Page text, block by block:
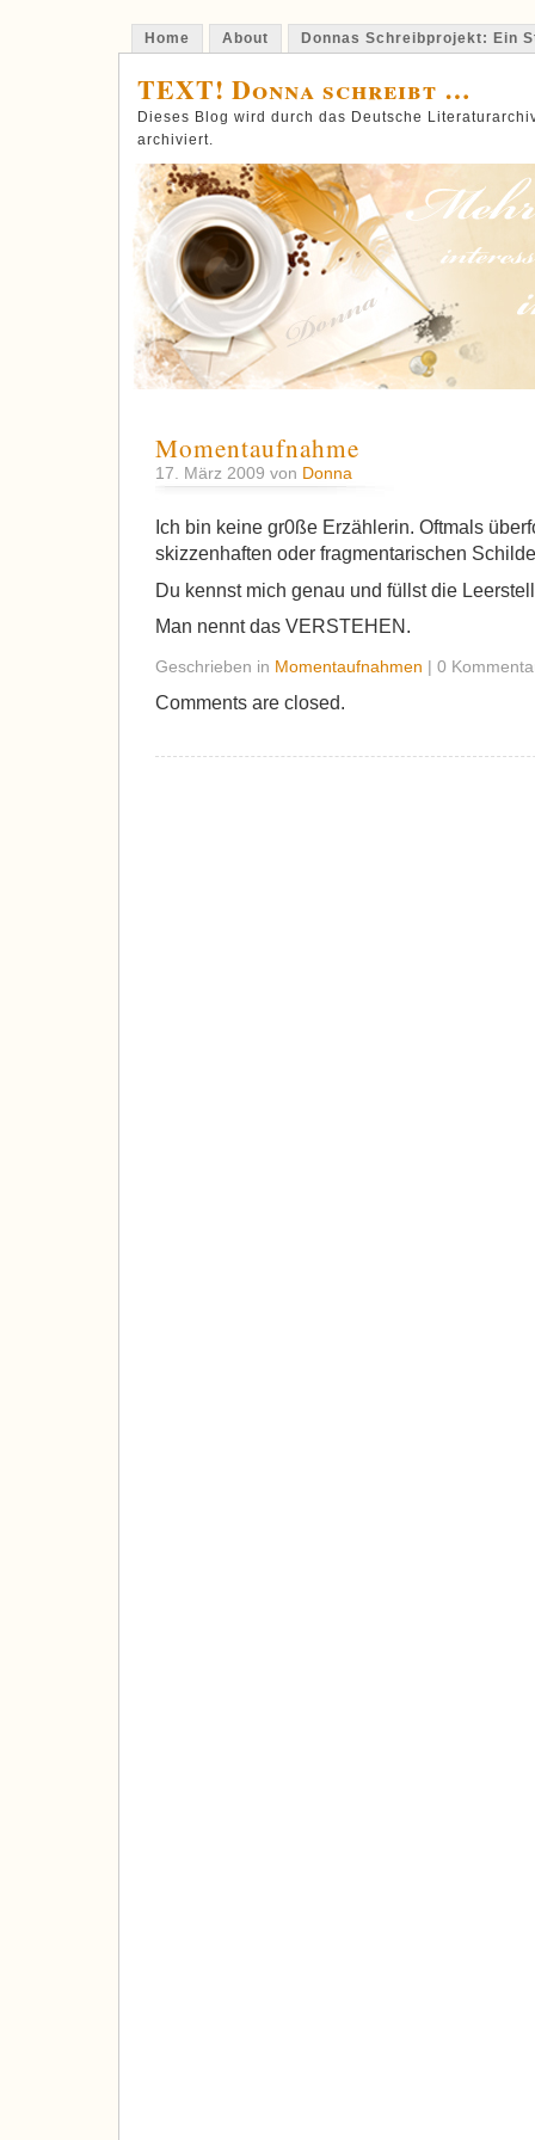
Home About Donnas Schreibprojekt: Ein
TEXT! Donna schreibt …
Dieses Blog wird durch das Deutsche
archiviert.
Momentaufnahme
17. März 2009 von Donna
Ich bin keine gr0ße Erzählerin. Oftmals
skizzenhaften oder fragmentarischen
Du kennst mich genau und füllst die
Man nennt das VERSTEHEN.
Geschrieben in Momentaufnahmen | 0
Comments are closed.